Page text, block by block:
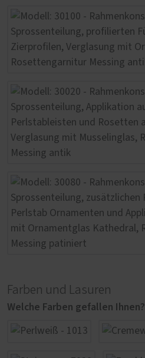
Farben und Lasuren
Welche Farben gefallen Ihnen?